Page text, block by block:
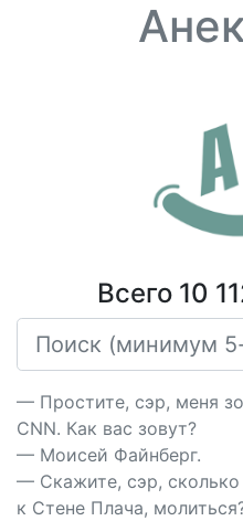
Всего 10
— Простите, сэр, меня
СNN. Как вас зовут?
— Моисей Файнберг.
— Скажите, сэр,
к Стене Плача,